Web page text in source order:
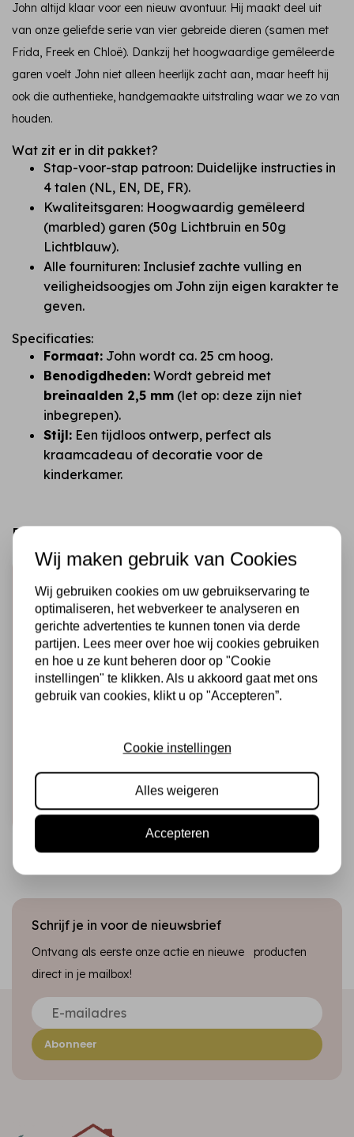
John altijd klaar voor een nieuw avontuur. Hij maakt deel uit
van onze geliefde serie van vier gebreide dieren (samen met
Frida, Freek en Chloë). Dankzij het hoogwaardige gemêleerde
garen voelt John niet alleen heerlijk zacht aan, maar heeft hij
ook die authentieke, handgemaakte uitstraling waar we zo van
houden.
Wat zit er in dit pakket?
Stap-voor-stap patroon: Duidelijke instructies in
4 talen (NL, EN, DE, FR).
Kwaliteitsgaren: Hoogwaardig gemêleerd
(marbled) garen (50g Lichtbruin en 50g
Lichtblauw).
Alle fournituren: Inclusief zachte vulling en
veiligheidsoogjes om John zijn eigen karakter te
geven.
Specificaties:
Formaat: John wordt ca. 25 cm hoog.
Benodigdheden: Wordt gebreid met
breinaalden 2,5 mm (let op: deze zijn niet
inbegrepen).
Stijl: Een tijdloos ontwerp, perfect als
kraamcadeau of decoratie voor de
kinderkamer.
Recent bekeken
Beer - DIY Breiset
€22,99 Op voorraad
Snel toevoegen
Schrijf je in voor de nieuwsbrief
Ontvang als eerste onze actie en nieuwe producten
direct in je mailbox!
Abonneer
Wij maken gebruik van Cookies
Wij gebruiken cookies om uw gebruikservaring te
optimaliseren, het webverkeer te analyseren en
gerichte advertenties te kunnen tonen via derde
partijen. Lees meer over hoe wij cookies gebruiken
en hoe u ze kunt beheren door op "Cookie
instellingen" te klikken. Als u akkoord gaat met ons
gebruik van cookies, klikt u op "Accepteren”.
Cookie instellingen
Alles weigeren
Accepteren